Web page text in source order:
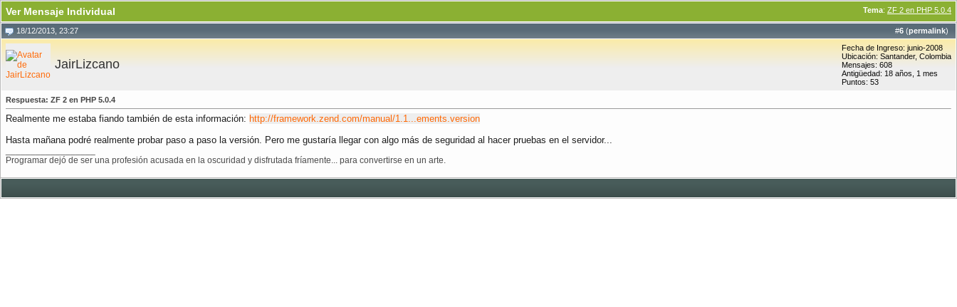
Tema: ZF 2 en PHP 5.0.4
Ver Mensaje Individual
#6 (permalink)
18/12/2013, 23:27
JairLizcano
Fecha de Ingreso: junio-2008
Ubicación: Santander, Colombia
Mensajes: 608
Antigüedad: 18 años, 1 mes
Puntos: 53
Respuesta: ZF 2 en PHP 5.0.4
Realmente me estaba fiando también de esta información: http://framework.zend.com/manual/1.1...ements.version
Hasta mañana podré realmente probar paso a paso la versión. Pero me gustaría llegar con algo más de seguridad al hacer pruebas en el servidor...
Programar dejó de ser una profesión acusada en la oscuridad y disfrutada fríamente... para convertirse en un arte.